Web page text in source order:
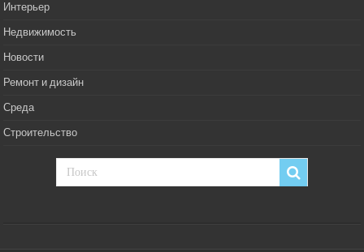
Интерьер
Недвижимость
Новости
Ремонт и дизайн
Среда
Строительство